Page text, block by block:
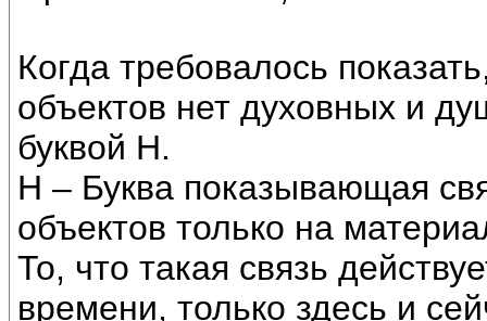
Когда требовалось
объектов нет духовных и
буквой Н.
Н – Буква показывающая
объектов только на
То, что такая связь
времени, только здесь и